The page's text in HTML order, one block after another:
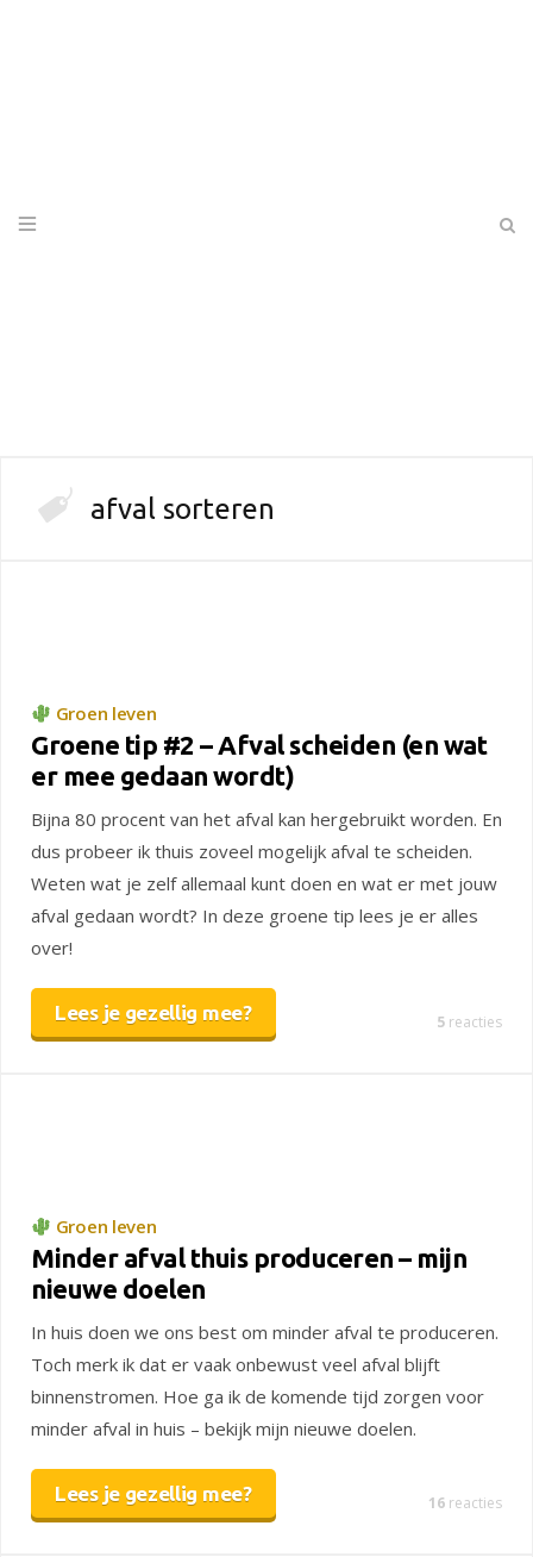
afval sorteren
Groen leven
Groene tip #2 – Afval scheiden (en wat
er mee gedaan wordt)
Bijna 80 procent van het afval kan hergebruikt worden. En
dus probeer ik thuis zoveel mogelijk afval te scheiden.
Weten wat je zelf allemaal kunt doen en wat er met jouw
afval gedaan wordt? In deze groene tip lees je er alles
over!
Lees je gezellig mee? 5 reacties
Groen leven
Minder afval thuis produceren – mijn
nieuwe doelen
In huis doen we ons best om minder afval te produceren.
Toch merk ik dat er vaak onbewust veel afval blijft
binnenstromen. Hoe ga ik de komende tijd zorgen voor
minder afval in huis – bekijk mijn nieuwe doelen.
Lees je gezellig mee? 16 reacties